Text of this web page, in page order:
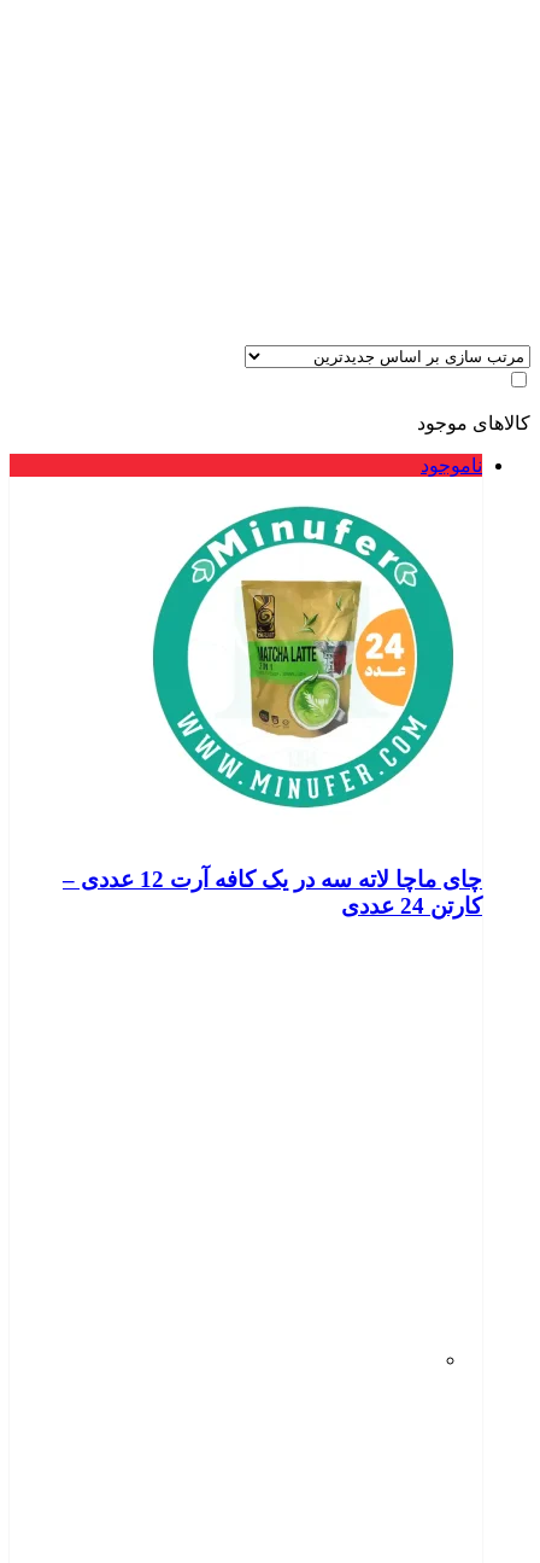
کالاهای موجود
ناموجود
چای ماچا لاته سه در یک کافه آرت 12 عددی –
کارتن 24 عددی